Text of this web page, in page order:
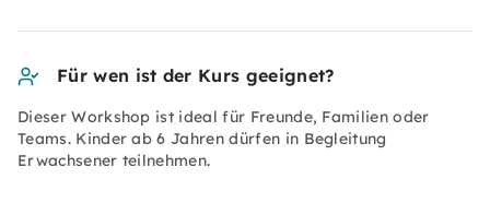
Für wen ist der Kurs geeignet?
Dieser Workshop ist ideal für Freunde, Familien oder
Teams. Kinder ab 6 Jahren dürfen in Begleitung
Erwachsener teilnehmen.